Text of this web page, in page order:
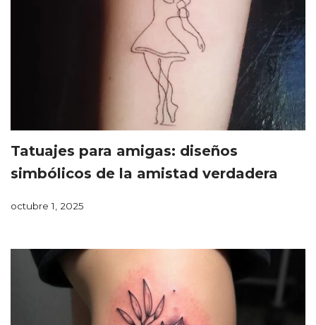
Tatuajes para amigas: diseños
simbólicos de la amistad verdadera
octubre 1, 2025